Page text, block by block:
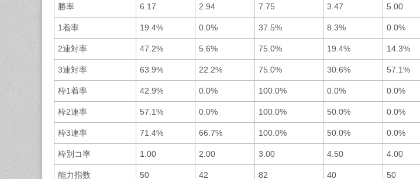
勝率 6.17 2.94 7.75 3.47 5.00
1着率 19.4% 0.0% 37.5% 8.3% 0.0%
2連対率 47.2% 5.6% 75.0% 19.4% 14.3%
3連対率 63.9% 22.2% 75.0% 30.6% 57.1%
枠1着率 42.9% 0.0% 100.0% 0.0% 0.0%
枠2連率 57.1% 0.0% 100.0% 50.0% 0.0%
枠3連率 71.4% 66.7% 100.0% 50.0% 0.0%
枠別コ率 1.00 2.00 3.00 4.50 4.00
能力指数 50 42 82 40 50